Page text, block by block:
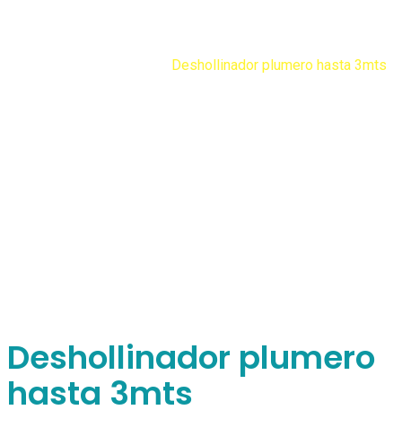
Deshollinador plumero hasta 3mts
Deshollinador plumero
hasta 3mts